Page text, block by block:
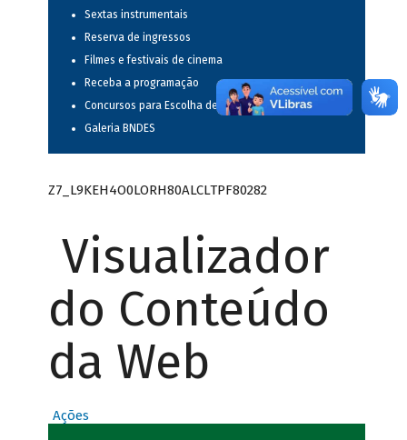
Sextas instrumentais
Reserva de ingressos
Filmes e festivais de cinema
Receba a programação
Concursos para Escolha de Espetáculos Musicais
Galeria BNDES
Z7_L9KEH4O0LORH80ALCLTPF80282
Visualizador
do Conteúdo
da Web
Ações